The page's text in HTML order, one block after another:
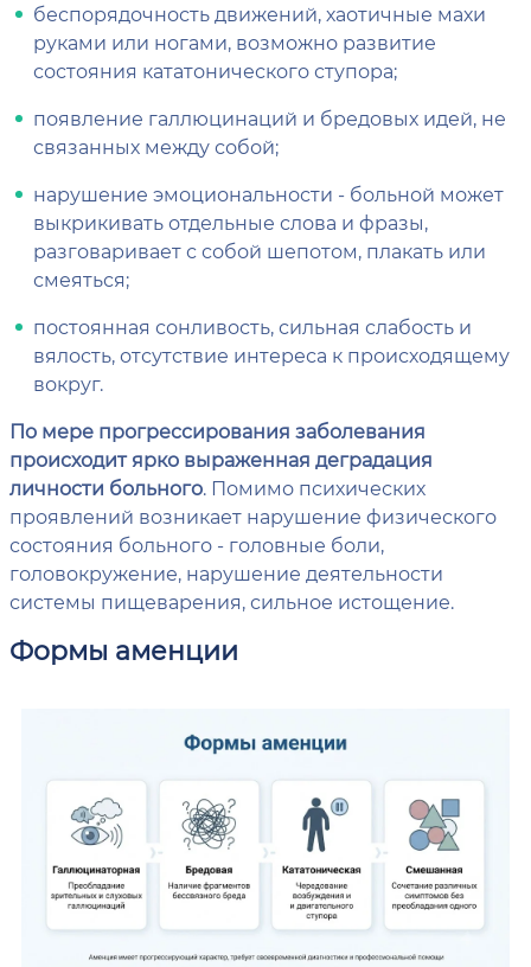
беспорядочность движений, хаотичные махи
руками или ногами, возможно развитие
состояния кататонического ступора;
появление галлюцинаций и бредовых идей, не
связанных между собой;
нарушение эмоциональности - больной может
выкрикивать отдельные слова и фразы,
разговаривает с собой шепотом, плакать или
смеяться;
постоянная сонливость, сильная слабость и
вялость, отсутствие интереса к происходящему
вокруг.
По мере прогрессирования заболевания
происходит ярко выраженная деградация
личности больного. Помимо психических
проявлений возникает нарушение физического
состояния больного - головные боли,
головокружение, нарушение деятельности
системы пищеварения, сильное истощение.
Формы аменции